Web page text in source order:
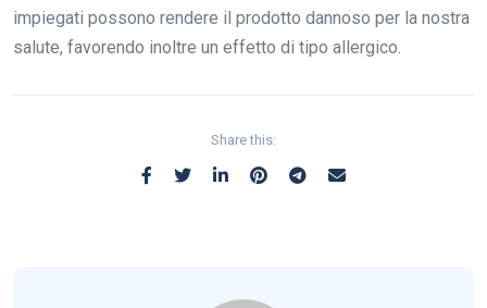
impiegati possono rendere il prodotto dannoso per la nostra
salute, favorendo inoltre un effetto di tipo allergico.
Share this: